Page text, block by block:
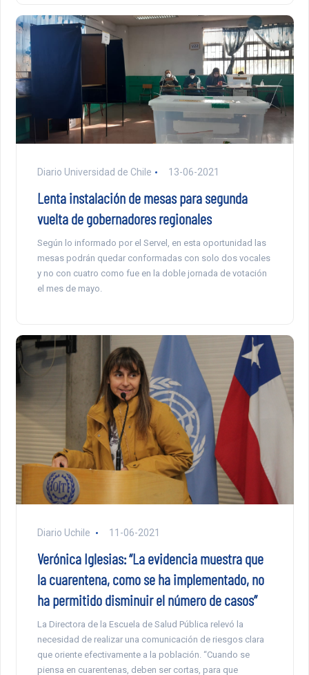
Diario Universidad de Chile 13-06-2021
Lenta instalación de mesas para segunda
vuelta de gobernadores regionales
Según lo informado por el Servel, en esta oportunidad las
mesas podrán quedar conformadas con solo dos vocales
y no con cuatro como fue en la doble jornada de votación
el mes de mayo.
Diario Uchile 11-06-2021
Verónica Iglesias: “La evidencia muestra que
la cuarentena, como se ha implementado, no
ha permitido disminuir el número de casos”
La Directora de la Escuela de Salud Pública relevó la
necesidad de realizar una comunicación de riesgos clara
que oriente efectivamente a la población. “Cuando se
piensa en cuarentenas, deben ser cortas, para que